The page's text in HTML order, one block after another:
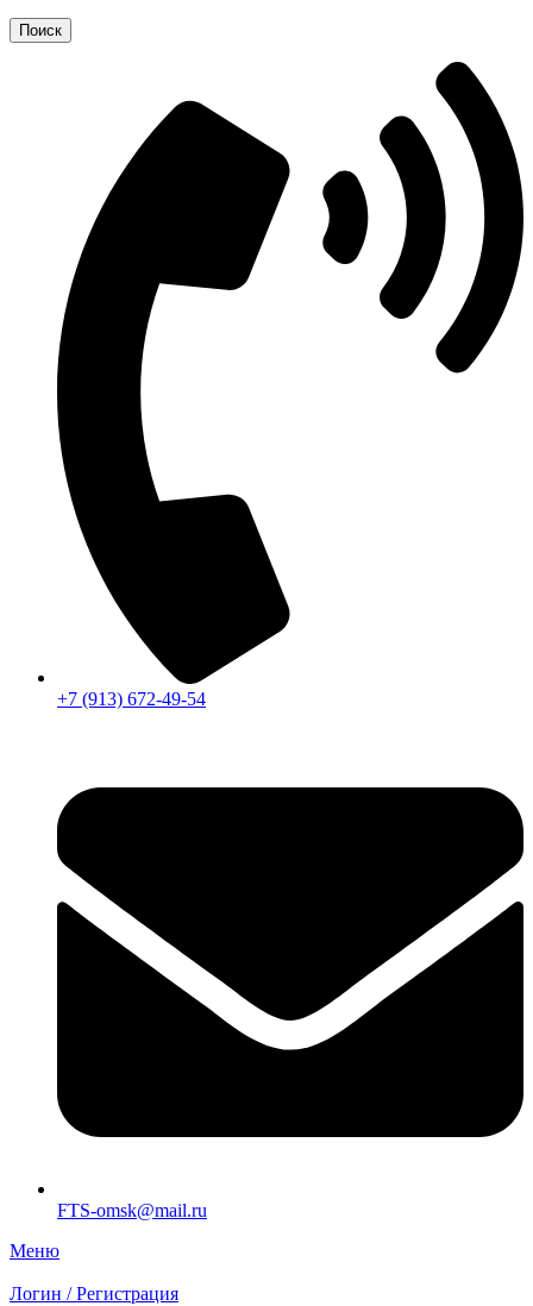
Поиск
+7 (913) 672-49-54
FTS-omsk@mail.ru
Меню
Логин / Регистрация